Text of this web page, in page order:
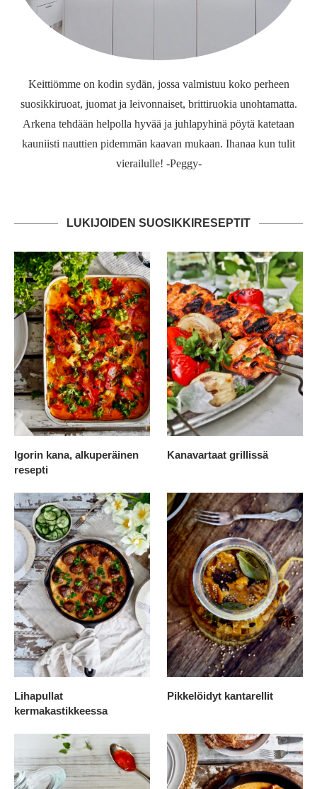
Keittiömme on kodin sydän, jossa valmistuu koko perheen
suosikkiruoat, juomat ja leivonnaiset, brittiruokia unohtamatta.
Arkena tehdään helpolla hyvää ja juhlapyhinä pöytä katetaan
kauniisti nauttien pidemmän kaavan mukaan. Ihanaa kun tulit
vierailulle! -Peggy-
LUKIJOIDEN SUOSIKKIRESEPTIT
Igorin kana, alkuperäinen
resepti
Kanavartaat grillissä
Lihapullat
kermakastikkeessa
Pikkelöidyt kantarellit